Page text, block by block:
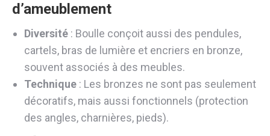
d’ameublement
Diversité : Boulle conçoit aussi des pendules,
cartels, bras de lumière et encriers en bronze,
souvent associés à des meubles.
Technique : Les bronzes ne sont pas seulement
décoratifs, mais aussi fonctionnels (protection
des angles, charnières, pieds).